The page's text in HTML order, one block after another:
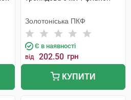
Золотоніська ПКФ
Є в наявності
від 202.50 грн
КУПИТИ